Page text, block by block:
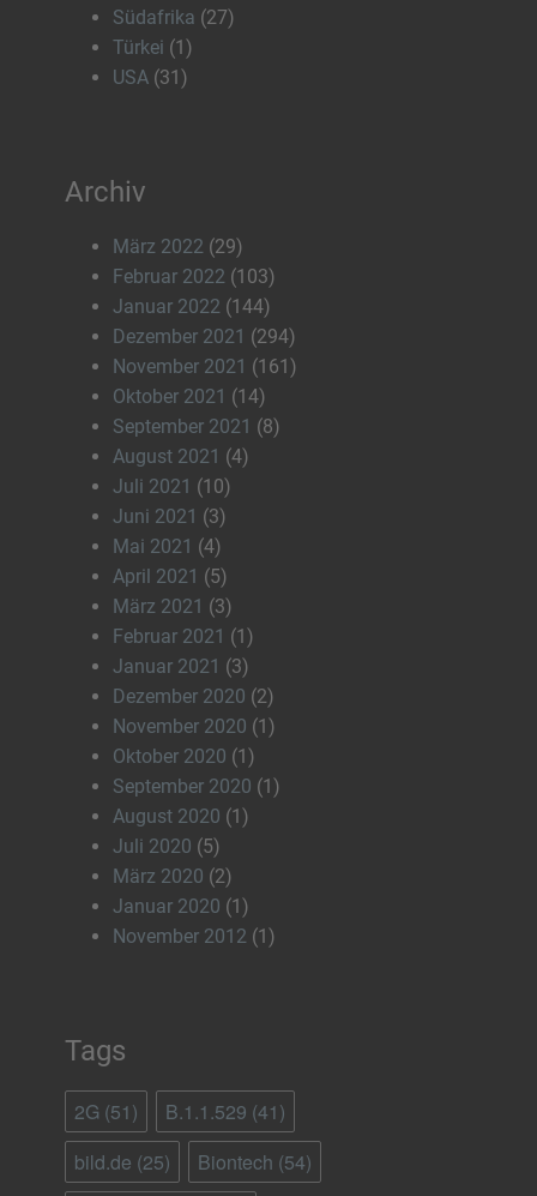
Südafrika (27)
Türkei (1)
USA (31)
Archiv
März 2022 (29)
Februar 2022 (103)
Januar 2022 (144)
Dezember 2021 (294)
November 2021 (161)
Oktober 2021 (14)
September 2021 (8)
August 2021 (4)
Juli 2021 (10)
Juni 2021 (3)
Mai 2021 (4)
April 2021 (5)
März 2021 (3)
Februar 2021 (1)
Januar 2021 (3)
Dezember 2020 (2)
November 2020 (1)
Oktober 2020 (1)
September 2020 (1)
August 2020 (1)
Juli 2020 (5)
März 2020 (2)
Januar 2020 (1)
November 2012 (1)
Tags
2G (51) B.1.1.529 (41)
bild.de (25) Biontech (54)